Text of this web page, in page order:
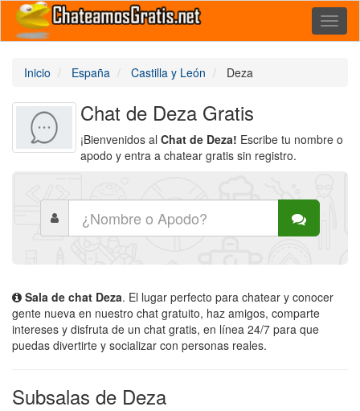
Inicio España Castilla y León Deza
Chat de Deza Gratis
¡Bienvenidos al Chat de Deza! Escribe tu nombre o
apodo y entra a chatear gratis sin registro.
Sala de chat Deza. El lugar perfecto para chatear y conocer
gente nueva en nuestro chat gratuito, haz amigos, comparte
intereses y disfruta de un chat gratis, en línea 24/7 para que
puedas divertirte y socializar con personas reales.
Subsalas de Deza